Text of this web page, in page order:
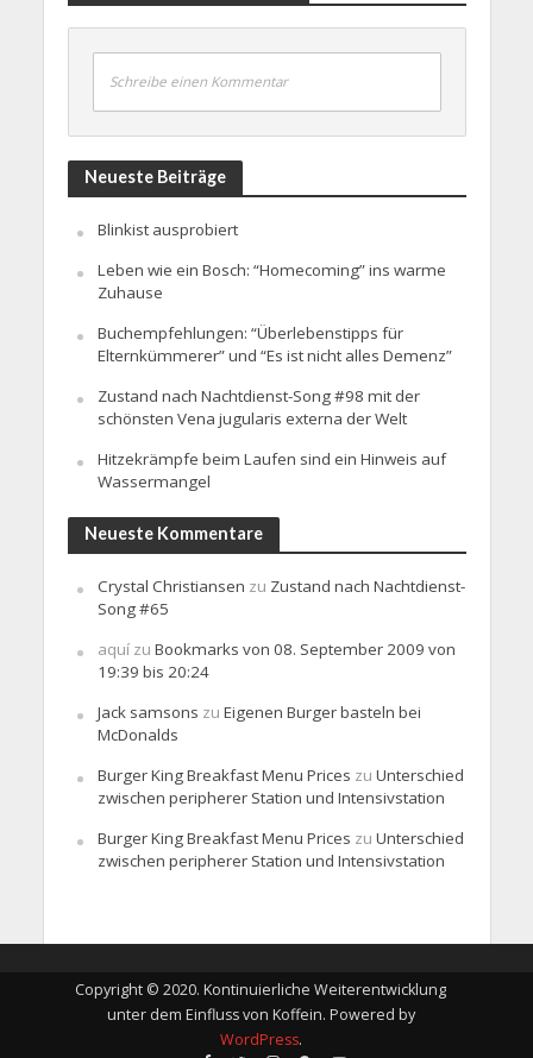
Schreibe einen Kommentar
Neueste Beiträge
Blinkist ausprobiert
Leben wie ein Bosch: “Homecoming” ins warme
Zuhause
Buchempfehlungen: “Überlebenstipps für
Elternkümmerer” und “Es ist nicht alles Demenz”
Zustand nach Nachtdienst-Song #98 mit der
schönsten Vena jugularis externa der Welt
Hitzekrämpfe beim Laufen sind ein Hinweis auf
Wassermangel
Neueste Kommentare
Crystal Christiansen zu Zustand nach Nachtdienst-
Song #65
aquízu Bookmarks von 08. September 2009 von
19:39 bis 20:24
Jack samsons zu Eigenen Burger basteln bei
McDonalds
Burger King Breakfast Menu Prices zu Unterschied
zwischen peripherer Station und Intensivstation
Burger King Breakfast Menu Prices zu Unterschied
zwischen peripherer Station und Intensivstation
Copyright © 2020. Kontinuierliche Weiterentwicklung
unter dem Einfluss von Koffein. Powered by
WordPress.